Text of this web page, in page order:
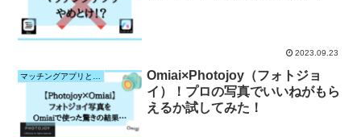
2023.09.23
マッチングアプリと写真サービスとの相性検証
Omiai×Photojoy（フォトジョ
イ）！プロの写真でいいねがもら
えるか試してみた！